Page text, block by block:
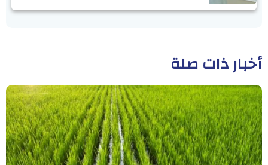
أخبار ذات صلة